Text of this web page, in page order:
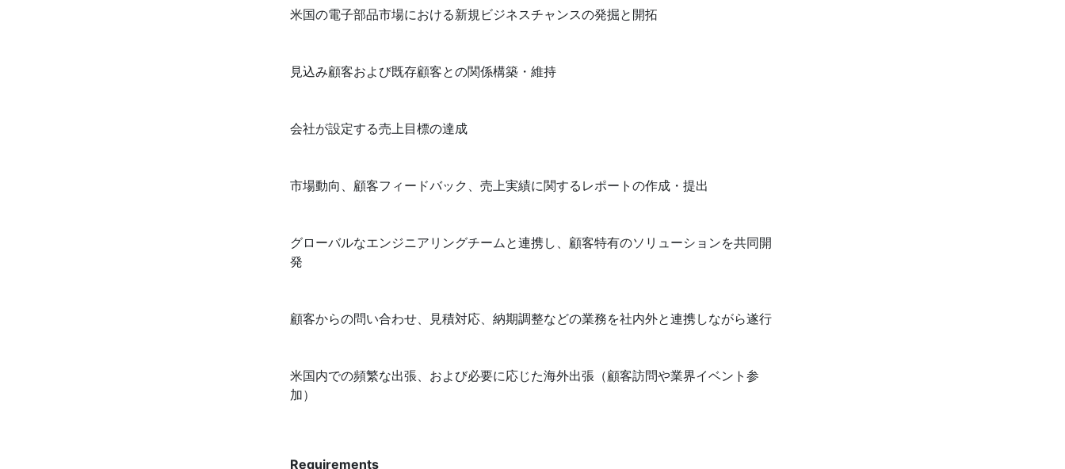
米国の電子部品市場における新規ビジネスチャンスの発掘と開拓
見込み顧客および既存顧客との関係構築・維持
会社が設定する売上目標の達成
市場動向、顧客フィードバック、売上実績に関するレポートの作成・提出
グローバルなエンジニアリングチームと連携し、顧客特有のソリューションを共同開
発
顧客からの問い合わせ、見積対応、納期調整などの業務を社内外と連携しながら遂行
米国内での頻繁な出張、および必要に応じた海外出張（顧客訪問や業界イベント参
加）
Requirements